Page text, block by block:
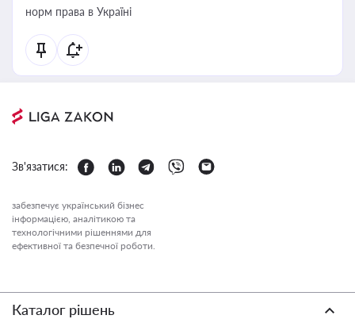
норм права в Україні
Зв'язатися:
забезпечує український бізнес
інформацією, аналітикою та
технологічними рішеннями для
ефективної та безпечної роботи.
Каталог рішень